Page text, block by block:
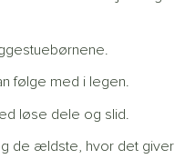
følge med i legen.
løse dele og slid.
de ældste, hvor det giver